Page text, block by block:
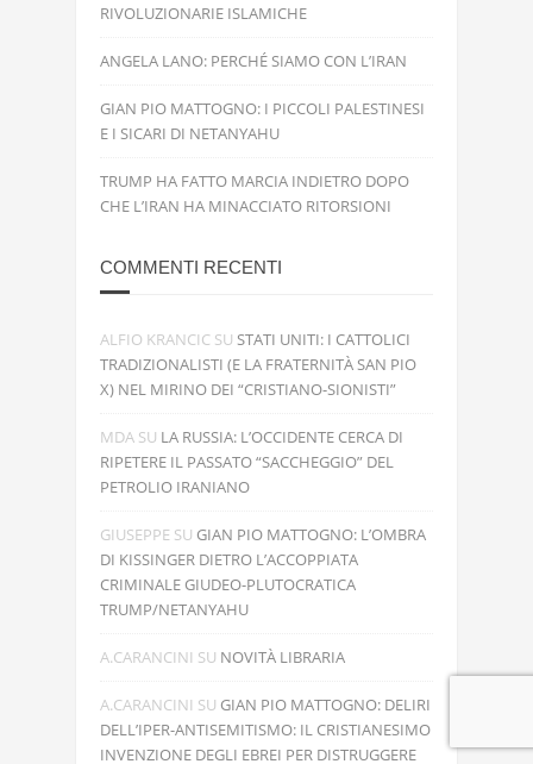
RIVOLUZIONARIE ISLAMICHE
ANGELA LANO: PERCHÉ SIAMO CON L’IRAN
GIAN PIO MATTOGNO: I PICCOLI PALESTINESI
E I SICARI DI NETANYAHU
TRUMP HA FATTO MARCIA INDIETRO DOPO
CHE L’IRAN HA MINACCIATO RITORSIONI
COMMENTI RECENTI
ALFIO KRANCIC SU STATI UNITI: I CATTOLICI
TRADIZIONALISTI (E LA FRATERNITÀ SAN PIO
X) NEL MIRINO DEI “CRISTIANO-SIONISTI”
MDA SU LA RUSSIA: L’OCCIDENTE CERCA DI
RIPETERE IL PASSATO “SACCHEGGIO” DEL
PETROLIO IRANIANO
GIUSEPPE SU GIAN PIO MATTOGNO: L’OMBRA
DI KISSINGER DIETRO L’ACCOPPIATA
CRIMINALE GIUDEO-PLUTOCRATICA
TRUMP/NETANYAHU
A.CARANCINI SU NOVITÀ LIBRARIA
A.CARANCINI SU GIAN PIO MATTOGNO: DELIRI
DELL’IPER-ANTISEMITISMO: IL CRISTIANESIMO
INVENZIONE DEGLI EBREI PER DISTRUGGERE